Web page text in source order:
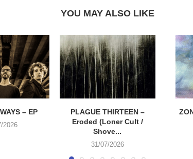
YOU MAY ALSO LIKE
– EP
2026
PLAGUE THIRTEEN –
Eroded (Loner Cult /
Shove...
31/07/2026